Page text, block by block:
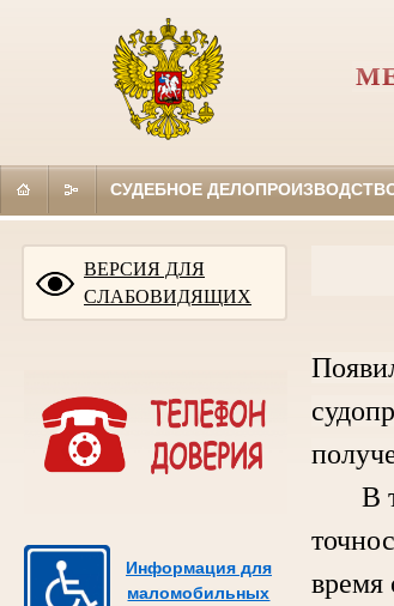
СУДЕБНОЕ
ВЕРСИЯ ДЛЯ
СЛАБОВИДЯЩИХ
Информация для
маломобильных
В
время